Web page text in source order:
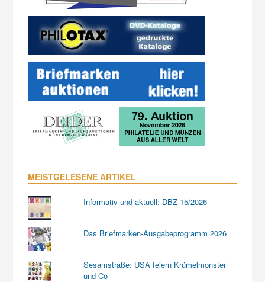
MEISTGELESENE ARTIKEL
Informativ und aktuell: DBZ 15/2026
Das Briefmarken-Ausgabeprogramm 2026
Sesamstraße: USA feiern Krümelmonster
und Co